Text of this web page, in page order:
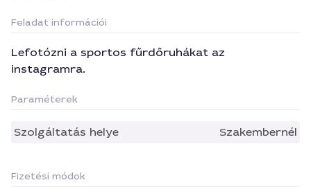
Feladat információi
Lefotózni a sportos fűrdőruhákat az
instagramra.
Paraméterek
Szolgáltatás helye Szakembernél
Fizetési módok